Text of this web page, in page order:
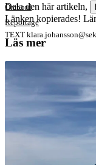
Ombord
Reportage
TEXT
Dela den här artikeln,
Länken kopierades!
Läs mer